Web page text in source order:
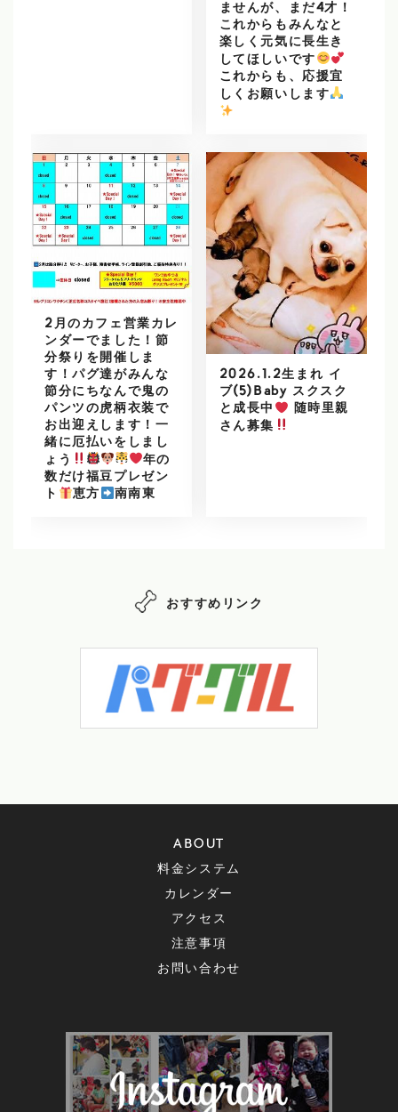
ませんが、まだ4才！
これからもみんなと
楽しく元気に長生き
してほしいです
これからも、応援宜
しくお願いします
2月のカフェ営業カレ
ンダーでました！節
分祭りを開催しま
す！パグ達がみんな
節分にちなんで鬼の
パンツの虎柄衣装で
お出迎えします！一
緒に厄払いをしまし
ょう
年の
数だけ福豆プレゼン
ト
恵方 南南東
2026.1.2生まれ イ
ブ(5)Baby スクスク
と成長中
随時里親
さん募集
おすすめリンク
ABOUT
料金システム
カレンダー
アクセス
注意事項
お問い合わせ